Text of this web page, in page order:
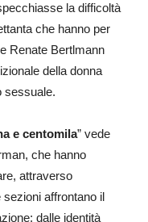
la difficoltà
che hanno per
Renate Bertlmann
della donna
sessuale.
e centomila” vede
che hanno
attraverso
affrontano il
dalle identità